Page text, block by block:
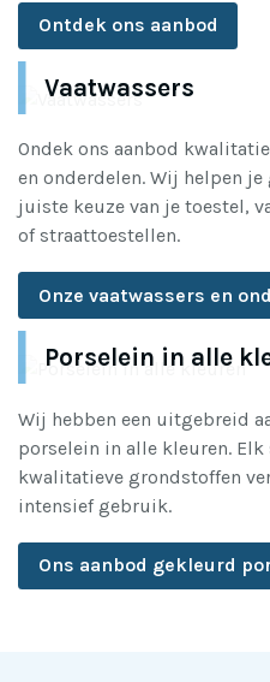
Ontdek ons aanbod
Vaatwassers
Ondek ons aanbod
en onderdelen. Wij helpen
juiste keuze van je toestel,
of straattoestellen.
Onze vaatwassers en
Porselein in alle
Wij hebben een uitgebreid
porselein in alle kleuren.
kwalitatieve grondstoffen
intensief gebruik.
Ons aanbod gekleurd